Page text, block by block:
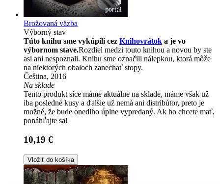
Brožovaná väzba
Výborný stav
Túto knihu sme vykúpili cez Knihovrátok a je vo
výbornom stave.Rozdiel medzi touto knihou a novou by ste
asi ani nespoznali. Knihu sme označili nálepkou, ktorá môže
na niektorých obaloch zanechať stopy.
Čeština, 2016
Na sklade
Tento produkt síce máme aktuálne na sklade, máme však už
iba posledné kusy a ďalšie už nemá ani distribútor, preto je
možné, že bude onedlho úplne vypredaný. Ak ho chcete mať,
ponáhľajte sa!
10,19 €
Vložiť do košíka